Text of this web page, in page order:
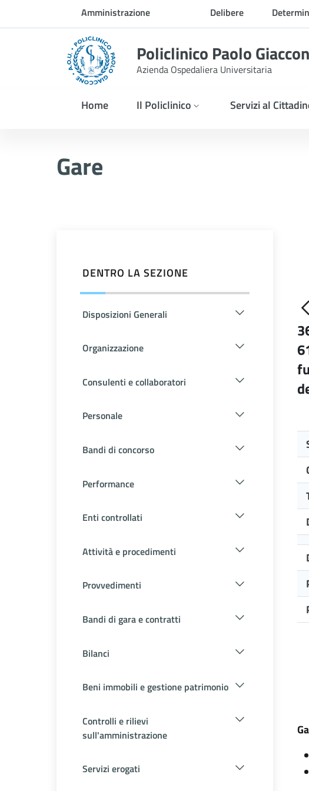
Skip to Main ContentAmministrazione
trasparente
Delibere
Policlinico Paolo
Azienda Ospedaliera Universitaria
Home Il Policlinico Servizi al
Gare
DENTRO LA SEZIONE
Disposizioni Generali
Organizzazione
Consulenti e collaboratori
Personale
Bandi di concorso
Performance
Enti controllati
Attività e procedimenti
Provvedimenti
Bandi di gara e contratti
Bilanci
Beni immobili e gestione patrimonio
Controlli e rilievi
sull'amministrazione
Servizi erogati